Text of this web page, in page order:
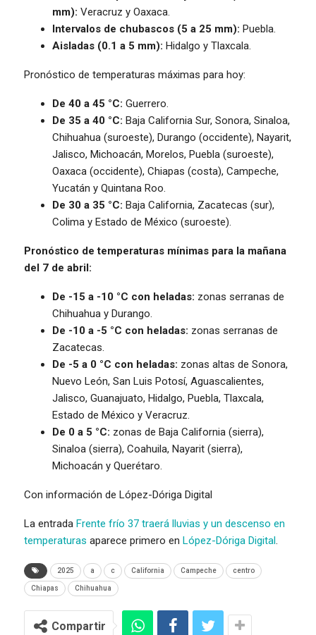
mm): Veracruz y Oaxaca.
Intervalos de chubascos (5 a 25 mm): Puebla.
Aisladas (0.1 a 5 mm): Hidalgo y Tlaxcala.
Pronóstico de temperaturas máximas para hoy:
De 40 a 45 °C: Guerrero.
De 35 a 40 °C: Baja California Sur, Sonora, Sinaloa,
Chihuahua (suroeste), Durango (occidente), Nayarit,
Jalisco, Michoacán, Morelos, Puebla (suroeste),
Oaxaca (occidente), Chiapas (costa), Campeche,
Yucatán y Quintana Roo.
De 30 a 35 °C: Baja California, Zacatecas (sur),
Colima y Estado de México (suroeste).
Pronóstico de temperaturas mínimas para la mañana
del 7 de abril:
De -15 a -10 °C con heladas: zonas serranas de
Chihuahua y Durango.
De -10 a -5 °C con heladas: zonas serranas de
Zacatecas.
De -5 a 0 °C con heladas: zonas altas de Sonora,
Nuevo León, San Luis Potosí, Aguascalientes,
Jalisco, Guanajuato, Hidalgo, Puebla, Tlaxcala,
Estado de México y Veracruz.
De 0 a 5 °C: zonas de Baja California (sierra),
Sinaloa (sierra), Coahuila, Nayarit (sierra),
Michoacán y Querétaro.
Con información de López-Dóriga Digital
La entrada Frente frío 37 traerá lluvias y un descenso en
temperaturas aparece primero en López-Dóriga Digital.
2025 a c California Campeche centro
Chiapas Chihuahua
Compartir